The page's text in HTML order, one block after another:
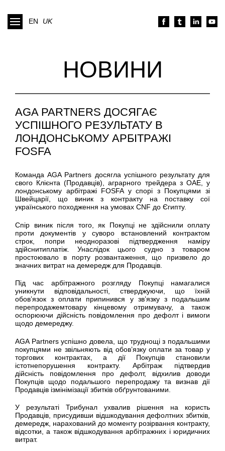
EN UK
НОВИНИ
AGA PARTNERS ДОСЯГАЄ
УСПІШНОГО РЕЗУЛЬТАТУ В
ЛОНДОНСЬКОМУ АРБІТРАЖІ
FOSFA
Команда AGA Partners досягла успішного результату для
свого Клієнта (Продавців), аграрного трейдера з ОАЕ, у
лондонському арбітражі FOSFA у спорі з Покупцями зі
Швейцарії, що виник з контракту на поставку сої
українського походження на умовах CNF до Єгипту.
Спір виник після того, як Покупціне здійснили оплату
проти
документів усуворо встановлений контрактом
строк, попри неодноразові підтвердження
наміру
здійснитиплатіж .Унаслідок цього судно з товаром
простоювало в порту розвантаження що призвелодо
значних витратна демередж для Продавців
Під час арбітражного розгляду Покупці
намагалися
уникнути
відповідальності, стверджуючи що
їхній
обов’язок з оплати припинився у зв’язкуз подальшим
перепродажемтовару кінцевому отримувачу, а також
оспорюючи дійсність повідомлення про дефолт і вимоги
щодо демереджу.
AGA Partnersуспішно довела, що труднощіз подальшими
покупцями не звільняють від обов’язкуоплати за товар у
торгових контрактах, а дії Покупців становили
істотнепорушення контракту. Арбітраж
підтвердив
дійсність
повідомлення про дефолт, відхилив доводи
Покупців
щодо подальшого перепродажу та визнав
дії
Продавців ізмінімізації збитків обґрунтованими
У результаті Трибунал ухвалив рішення на користь
Продавців, присудивши відшкодування дефолтних збитків,
демередж, нарахований до моменту розірвання контракту,
відсотки, а також відшкодування арбітражних і юридичних
витрат.